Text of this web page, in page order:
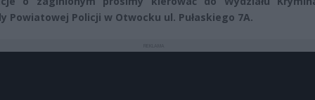
Powiatowej Policji w Otwocku ul. Pułaskiego 7A.